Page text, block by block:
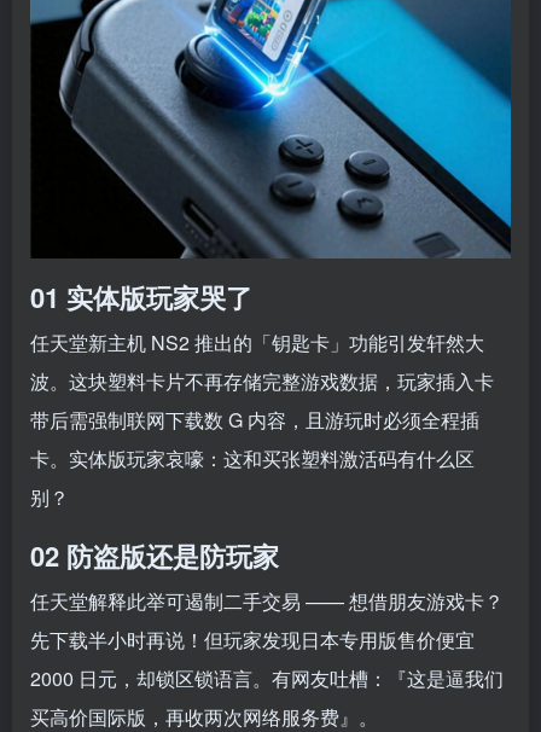
01 实体版玩家哭了
任天堂新主机 NS2 推出的「钥匙卡」功能引发轩然大
波。这块塑料卡片不再存储完整游戏数据，玩家插入卡
带后需强制联网下载数 G 内容，且游玩时必须全程插
卡。实体版玩家哀嚎：这和买张塑料激活码有什么区
别？
02 防盗版还是防玩家
任天堂解释此举可遏制二手交易 —— 想借朋友游戏卡？
先下载半小时再说！但玩家发现日本专用版售价便宜
2000 日元，却锁区锁语言。有网友吐槽：『这是逼我们
买高价国际版，再收两次网络服务费』。